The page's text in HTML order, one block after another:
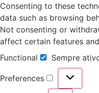
Consenting to these
data such as browsing
Not consenting or
affect certain features
Functional
Functional
Sempre
Preferences
Preferences